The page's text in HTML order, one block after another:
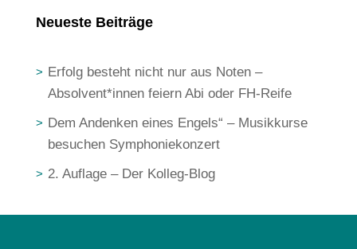
Neueste Beiträge
Erfolg besteht nicht nur aus Noten –
Absolvent*innen feiern Abi oder FH-Reife
Dem Andenken eines Engels“ – Musikkurse
besuchen Symphoniekonzert
2. Auflage – Der Kolleg-Blog